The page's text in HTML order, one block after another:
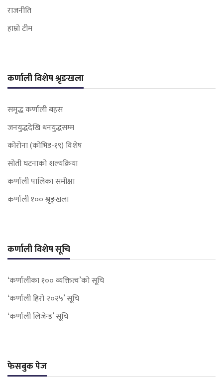
राजनीति
हाम्रो टीम
कर्णाली विशेष श्रृङखला
समृद्ध कर्णाली बहस
जनयुद्धदेखि धनयुद्धसम्म
कोरोना (कोभिड-१९) विशेष
सोती घटनाको शल्यक्रिया
कर्णाली पालिका समीक्षा
कर्णाली १०० श्रृङ्खला
कर्णाली विशेष सूचि
‘कर्णालीका १०० व्यक्तित्व’को सूचि
‘कर्णाली हिरो २०२५’ सूचि
‘कर्णाली लिजेन्ड’ सूचि
फेसबुक पेज